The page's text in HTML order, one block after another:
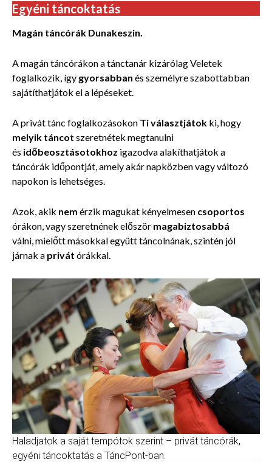
Egyéni táncoktatás
Magán táncórák Dunakeszin.
A magán táncórákon a tánctanár kizárólag Veletek
foglalkozik, így gyorsabban és személyre szabottabban
sajátíthatjátok el a lépéseket.
A privát tánc foglalkozásokon Ti választjátok ki, hogy
melyik táncot szeretnétek megtanulni
és időbeosztásotokhoz igazodva alakíthatjátok a
táncórák időpontját, amely akár napközben vagy változó
napokon is lehetséges.
Azok, akik nem érzik magukat kényelmesen csoportos
órákon, vagy szeretnének először magabiztosabbá
válni, mielőtt másokkal együtt táncolnának, szintén jól
járnak a privát órákkal.
Haladjatok a saját tempótok szerint – privát táncórák,
egyéni táncoktatás a TáncPont-ban.